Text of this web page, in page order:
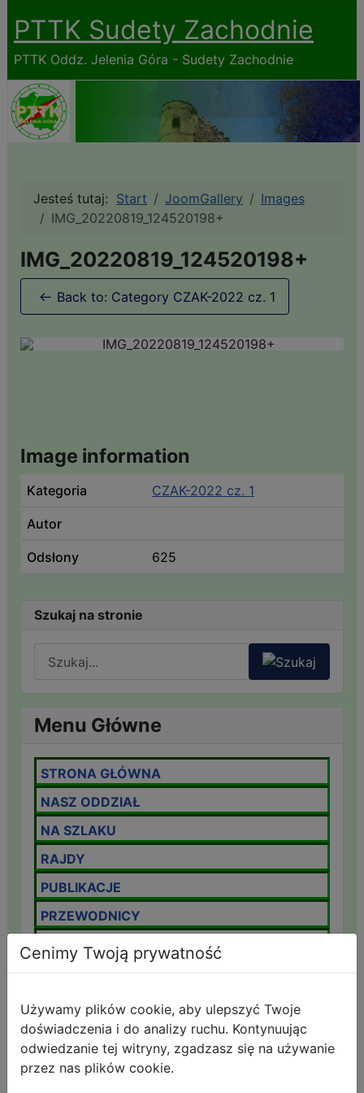
PTTK Sudety Zachodnie
PTTK Oddz. Jelenia Góra - Sudety Zachodnie
Jesteś tutaj: Start JoomGallery
Images
IMG_20220819_124520198+
IMG_20220819_124520198+
Back to: Category CZAK-2022 cz. 1
Image information
Kategoria CZAK-2022 cz. 1
Autor
Odsłony 625
Szukaj na stronie
Menu Główne
STRONA GŁÓWNA
NASZ ODDZIAŁ
NA SZLAKU
RAJDY
PUBLIKACJE
PRZEWODNICY
IMPREZY ODDZIAŁOWE
KOMUNIKAT LAWINOWY
IMPREZY NA ORIENTACJĘ
ZAMEK CHOJNIK
Cenimy Twoją prywatność
Używamy plików cookie, aby ulepszyć Twoje
doświadczenia i do analizy ruchu. Kontynuując
odwiedzanie tej witryny, zgadzasz się na używanie
przez nas plików cookie.